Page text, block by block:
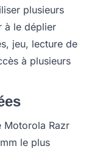
plusieurs
à le déplier
jeu, lecture de
à plusieurs
Motorola Razr
le plus